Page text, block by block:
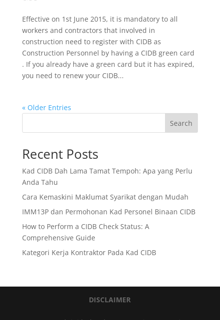
Effective on 1st June 2015, it is mandatory to all
workers and contractors that involved in
construction need to register with CIDB as
Construction Personnel by having a CIDB green card
. If you already have a green card but it has expired,
you need to renew your CIDB...
« Older Entries
Search
Recent Posts
Kad CIDB Dah Lama Tamat Tempoh: Apa yang Perlu
Anda Tahu
Cara Kemaskini Maklumat Syarikat dengan Mudah
IMM13P dan Permohonan Kad Personel Binaan CIDB
How to Perform a CIDB Check Status: A
Comprehensive Guide
Kategori Kerja Kontraktor Pada Kad CIDB
DISCLAIMER